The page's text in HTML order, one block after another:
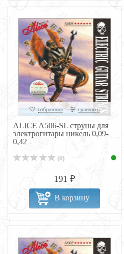
избранное сравнить
ALICE A506-SL струны для
электрогитары никель 0,09-
0,42
(0)
191 ₽
В корзину